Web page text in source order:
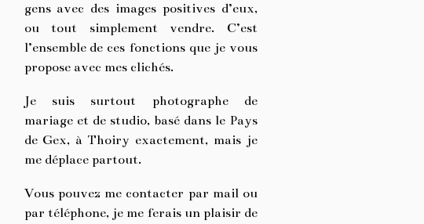
gens avec des images positives d’eux,
ou tout simplement vendre. C’est
l’ensemble de ces fonctions que je vous
propose avec mes clichés.
Je suis surtout photographe de
mariage et de studio, basé dans le Pays
de Gex, à Thoiry exactement, mais je
me déplace partout.
Vous pouvez me contacter par mail ou
par téléphone, je me ferais un plaisir de